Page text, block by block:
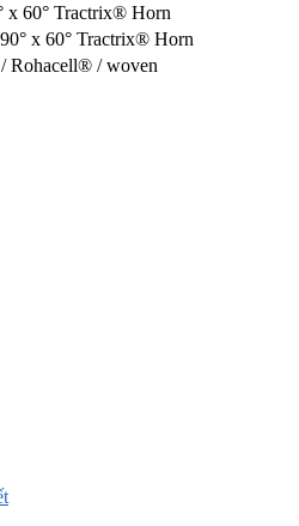
x 60° Tractrix® Horn
x 60° Tractrix® Horn
Rohacell® / woven